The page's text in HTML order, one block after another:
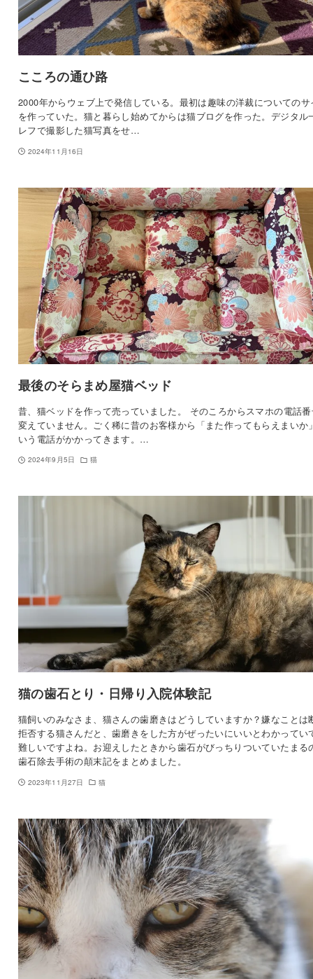
こころの通ひ路
2000年からウェブ上で発信している。最初は趣味の洋裁についてのサ
を作っていた。猫と暮らし始めてからは猫ブログを作った。デジタル
レフで撮影した猫写真をせ…
2024年11月16日
最後のそらまめ屋猫ベッド
昔、猫ベッドを作って売っていました。 そのころからスマホの電話
変えていません。ごく稀に昔のお客様から「また作ってもらえまいか
いう電話がかかってきます。…
2024年9月5日 猫
猫の歯石とり・日帰り入院体験記
猫飼いのみなさま、猫さんの歯磨きはどうしていますか？嫌なことは
拒否する猫さんだと、歯磨きをした方がぜったいにいいとわかってい
難しいですよね。お迎えしたときから歯石がびっちりついていたまる
歯石除去手術の顛末記をまとめました。
2023年11月27日 猫